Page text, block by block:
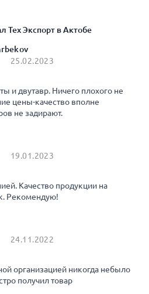
Тех Экспорт в Актобе
25.02.2023
и двутавр. Ничего плохого не
цены-качество вполне
не задирают.
19.01.2023
Качество продукции на
Рекомендую!
24.11.2022
организацией никогда небыло
получил товар